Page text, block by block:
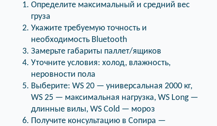
Определите максимальный и средний вес
груза
Укажите требуемую точность и
необходимость Bluetooth
Замерьте габариты паллет/ящиков
Уточните условия: холод, влажность,
неровности пола
Выберите: WS 20 — универсальная 2000 кг,
WS 25 — максимальная нагрузка, WS Long —
длинные вилы, WS Cold — мороз
Получите консультацию в Сопира —